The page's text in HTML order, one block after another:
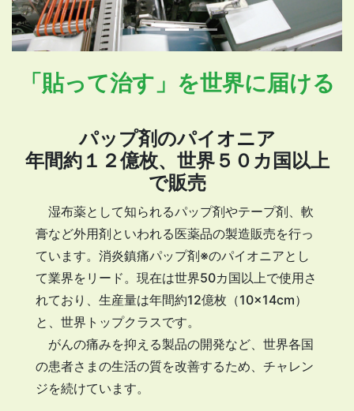
「貼って治す」を世界に届ける
パップ剤のパイオニア
年間約１２億枚、世界５０カ国以上
で販売
湿布薬として知られるパップ剤やテープ剤、軟
膏など外用剤といわれる医薬品の製造販売を行っ
ています。消炎鎮痛パップ剤※のパイオニアとし
て業界をリード。現在は世界50カ国以上で使用さ
れており、生産量は年間約12億枚（10×14cm）
と、世界トップクラスです。
がんの痛みを抑える製品の開発など、世界各国
の患者さまの生活の質を改善するため、チャレン
ジを続けています。